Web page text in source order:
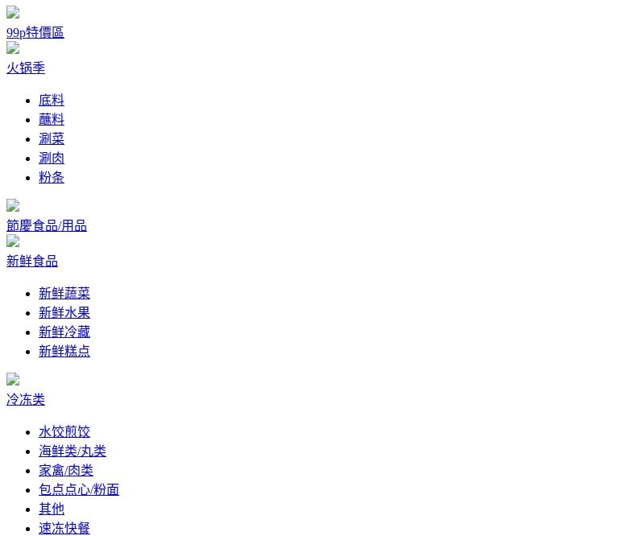
99p特價區
火锅季
底料
蘸料
涮菜
涮肉
粉条
節慶食品/用品
新鲜食品
新鲜蔬菜
新鲜水果
新鲜冷藏
新鲜糕点
冷冻类
水饺煎饺
海鲜类/丸类
家禽/肉类
包点点心/粉面
其他
速冻快餐